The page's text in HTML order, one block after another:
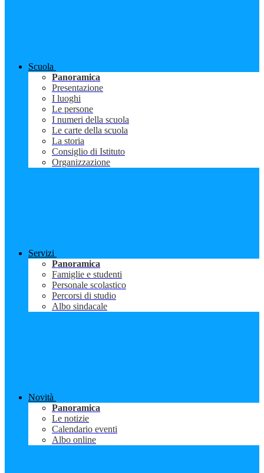
Scuola
Panoramica
Presentazione
I luoghi
Le persone
I numeri della scuola
Le carte della scuola
La storia
Consiglio di Istituto
Organizzazione
Servizi
Panoramica
Famiglie e studenti
Personale scolastico
Percorsi di studio
Albo sindacale
Novità
Panoramica
Le notizie
Calendario eventi
Albo online